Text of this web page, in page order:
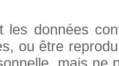
les données
ou être